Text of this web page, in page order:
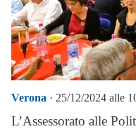
Verona · 25/12/2024 alle
L’Assessorato alle